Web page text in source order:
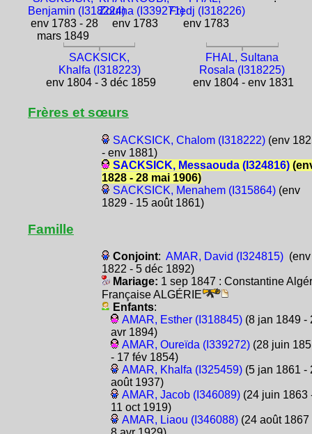
Benjamin (I318224)
env 1783 - 28
mars 1849
Zouina (I339271)
env 1783
Fredj (I318226)
env 1783
SACKSICK,
Khalfa (I318223)
env 1804 - 3 déc 1859
FHAL, Sultana
Rosala (I318225)
env 1804 - env 1831
Frères et sœurs
SACKSICK, Chalom (I318222)(env
- env 1881)
SACKSICK, Messaouda (I324816)
1828 - 28 mai 1906)
SACKSICK, Menahem (I315864)(env
1829 - 15 août 1861)
Famille
Conjoint: AMAR, David (I324815)(env
1822 - 5 déc 1892)
Mariage: 1 sep 1847 : Constantine
Française ALGÉRIE
Enfants:
AMAR, Esther (I318845)(8 jan 1849 -
avr 1894)
AMAR, Oureïda (I339272)(28 juin
- 17 fév 1854)
AMAR, Khalfa (I325459)(5 jan 1861 -
août 1937)
AMAR, Jacob (I346089)(24 juin 1863
11 oct 1919)
AMAR, Liaou (I346088)(24 août 1867